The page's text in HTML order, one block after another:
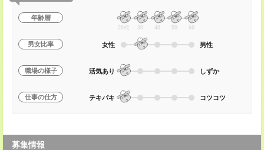
年齢層
20代 30 40 50 60
男女比率 女性 男性
職場の様子 活気あり しずか
仕事の仕方 テキパキ コツコツ
募集情報